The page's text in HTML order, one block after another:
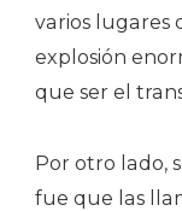
varios lugares
explosión
que ser el
Por otro lado,
fue que las